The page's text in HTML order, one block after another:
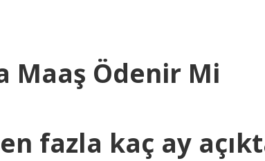
Maaş Ödenir Mi
fazla kaç ay